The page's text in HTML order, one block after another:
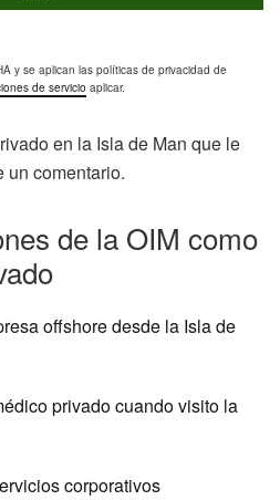
y se aplican las políticas de privacidad de
de servicio aplicar.
en la Isla de Man que le
un comentario.
de la OIM como
offshore desde la Isla de
privado cuando visito la
corporativos